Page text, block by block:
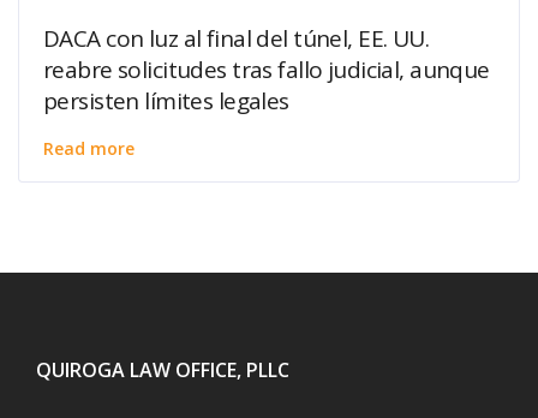
DACA con luz al final del túnel, EE. UU.
reabre solicitudes tras fallo judicial, aunque
persisten límites legales
Read more
QUIROGA LAW OFFICE, PLLC